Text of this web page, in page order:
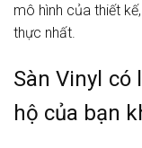
mô hình của thiết
thực nhất.
Sàn Vinyl
hộ của bạn